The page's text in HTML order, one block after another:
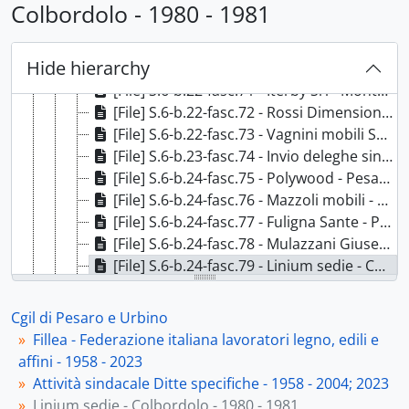
Colbordolo - 1980 - 1981
Hide hierarchy
[File] S.6-b.21-fasc.68 - Farmo Srl. - Combordolo - 1979 - 2000 lac., 1979 - 2000 lac.
[File] S.6-b.21-fasc.69 - Fiamberti Srl. - Pesaro - 1979 - 2000, 1979 - 2000
[File] S.3-b.22-fasc.70 - Gruppo Spar Holding Srl - Pesaro - 1979; 1981; 1986 - 2000, 1979 - 2000 lac.
[File] S.6-b.22-fasc.71 - Iterby Srl - Montelabbate - 1979 - 2000; 2002-2014 lac., 1979 - 2000 lac.
[File] S.6-b.22-fasc.72 - Rossi Dimension Srl - Rio Salso - 1979 - 2001, 1979 - 2001
[File] S.6-b.22-fasc.73 - Vagnini mobili Srl - Sant'Angelo in Lizzola - 1979 - 1997; 2006-2007 lac., 1979 - 1997; 2006-2007 lac.
[File] S.6-b.23-fasc.74 - Invio deleghe sindacali - 1979 - 2001, 1979 - 2001
[File] S.6-b.24-fasc.75 - Polywood - Pesaro - 1979 - 2001 lac., 1979 - 2001 lac.
[File] S.6-b.24-fasc.76 - Mazzoli mobili - Sant'Angelo in Lizzola - 1979 - 2000; 2006-2010 lac., 1979 - 2000; 2006-2010 lac.
[File] S.6-b.24-fasc.77 - Fuligna Sante - Pesaro - 1980, 1980
[File] S.6-b.24-fasc.78 - Mulazzani Giuseppe - Colbordolo - 1980, 1980
[File] S.6-b.24-fasc.79 - Linium sedie - Colbordolo - 1980 - 1981, 1980 - 1981
[File] S.6-b.24-fasc.80 - MobiliSystem - Pesaro - 1979-1984; 1996-2000, 1979-1984; 1996-2000
[File] S.6-b.24-fasc.81 - RTL di Rapa - Montelabbate - 1980 - 1993 lac., 1980 - 1993 lac.
[File] S.6-b.24-fasc.82 - Binda mobili - Sant'Angelo in Lizzola - 1980 - 1995, 1980 - 1995
[File] S.6-b.24-fasc.83 - Cimo Linea verde - Colbordolo - 1980 - 1996, 1980 - 1996
[File] S.6-b.25-fasc.84 - Essepi Srl - Sant'Angelo in Lizzola - 1980 - 1996 lac., 1980 - 1996 lac.
[File] S.6-b.25-fasc.85 - A Zeta salotti - Villa Fastiggi Pesaro - 1980 - 1999, 1980 - 1999
Cgil di Pesaro e Urbino
Fillea - Federazione italiana lavoratori legno, edili e
affini - 1958 - 2023
Attività sindacale Ditte specifiche - 1958 - 2004; 2023